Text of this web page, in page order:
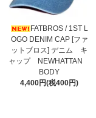
FATBROS / 1ST L
OGO DENIM CAP [ファ
ットブロス] デニム キ
ャップ NEWHATTAN
BODY
4,400円(税400円)